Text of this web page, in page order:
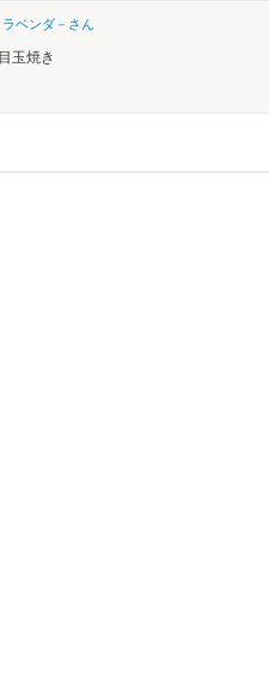
ラベンダ－ さん
目玉焼き